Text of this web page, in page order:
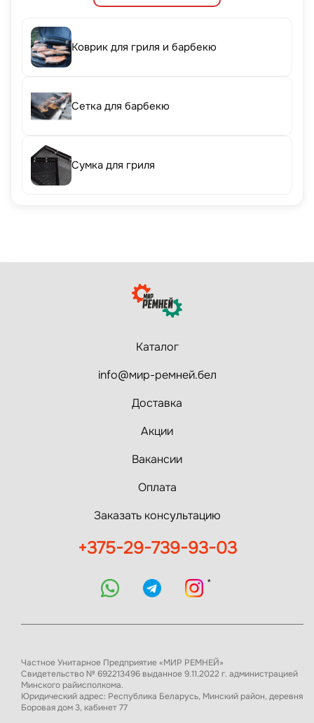
Коврик для гриля и барбекю
Сетка для барбекю
Сумка для гриля
Каталог
info@мир-ремней.бел
Доставка
Акции
Вакансии
Оплата
Заказать консультацию
+375-29-739-93-03
*
Частное Унитарное Предприятие «МИР РЕМНЕЙ»
Свидетельство № 692213496 выданное 9.11.2022 г. администрацией
Минского райисполкома.
Юридический адрес: Республика Беларусь, Минский район, деревня
Боровая дом 3, кабинет 77